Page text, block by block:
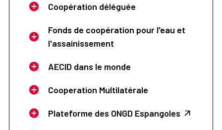
Coopération déléguée
Fonds de coopération pour l'eau et
l'assainissement
AECID dans le monde
Cooperation Multilatérale
Plateforme des ONGD Espangoles